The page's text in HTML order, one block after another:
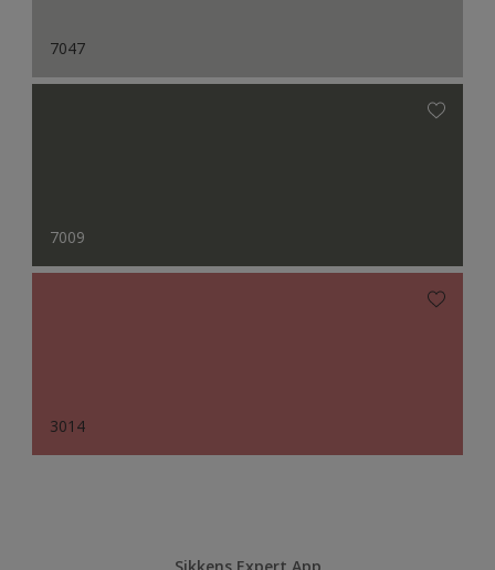
7047
7009
3014
Sikkens Expert App